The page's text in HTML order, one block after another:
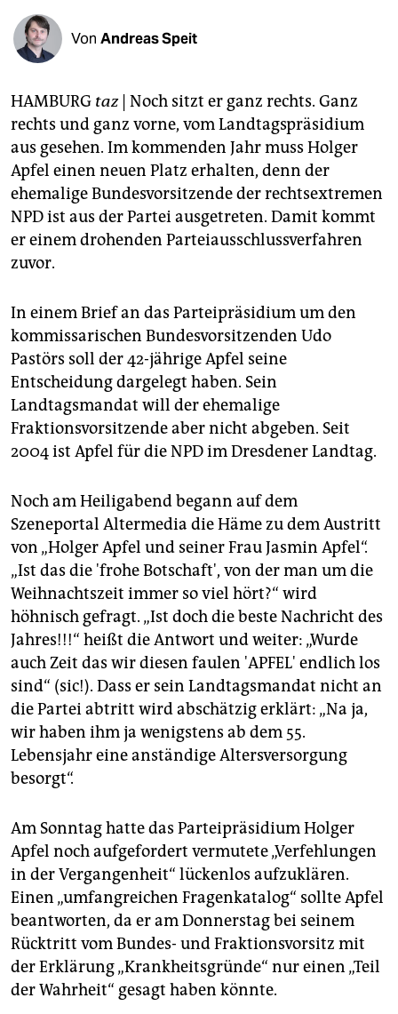
shop
fragen & hilfe
abo
genossenschaft
epaper login
Von Andreas Speit
HAMBURG taz| Noch sitzt er ganz rechts. Ganz
rechts und ganz vorne, vom Landtagspräsidium
aus gesehen. Im kommenden Jahr muss Holger
Apfel einen neuen Platz erhalten, denn der
ehemalige Bundesvorsitzende der rechtsextremen
NPD ist aus der Partei ausgetreten. Damit kommt
er einem drohenden Parteiausschlussverfahren
zuvor.
In einem Brief an das Parteipräsidium um den
kommissarischen Bundesvorsitzenden Udo
Pastörs soll der 42-jährige Apfel seine
Entscheidung dargelegt haben. Sein
Landtagsmandat will der ehemalige
Fraktionsvorsitzende aber nicht abgeben. Seit
2004 ist Apfel für die NPD im Dresdener Landtag.
Noch am Heiligabend begann auf dem
Szeneportal Altermedia die Häme zu dem Austritt
von „Holger Apfel und seiner Frau Jasmin Apfel“.
„Ist das die 'frohe Botschaft', von der man um die
Weihnachtszeit immer so viel hört?“ wird
höhnisch gefragt. „Ist doch die beste Nachricht des
Jahres!!!“ heißt die Antwort und weiter: „Wurde
auch Zeit das wir diesen faulen 'APFEL' endlich los
sind“ (sic!). Dass er sein Landtagsmandat nicht an
die Partei abtritt wird abschätzig erklärt: „Na ja,
wir haben ihm ja wenigstens ab dem 55.
Lebensjahr eine anständige Altersversorgung
besorgt“.
Am Sonntag hatte das Parteipräsidium Holger
Apfel noch aufgefordert vermutete „Verfehlungen
in der Vergangenheit“ lückenlos aufzuklären.
Einen „umfangreichen Fragenkatalog“ sollte Apfel
beantworten, da er am Donnerstag bei seinem
Rücktritt vom Bundes- und Fraktionsvorsitz mit
der Erklärung „Krankheitsgründe“ nur einen „Teil
der Wahrheit“ gesagt haben könnte.